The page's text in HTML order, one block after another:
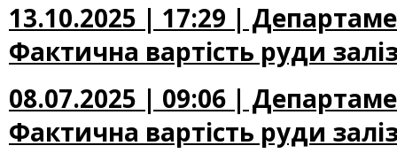
13.10.2025 | 17:29 |
Фактична вартість руди
08.07.2025 | 09:06 |
Фактична вартість руди